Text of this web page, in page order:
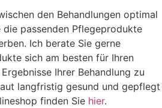
den Behandlungen optimal
passenden Pflegeprodukte
Ich berate Sie gerne
sich am besten für Ihren
Ihrer Behandlung zu
langfristig gesund und gepflegt
finden Sie hier.